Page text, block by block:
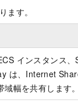
す。
インスタンス、
は、Internet
幅を共有します。